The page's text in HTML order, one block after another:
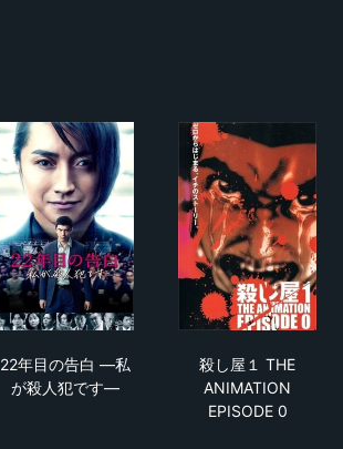
22年目の告白 ―私
が殺人犯です―
殺し屋１ THE
ANIMATION
EPISODE 0